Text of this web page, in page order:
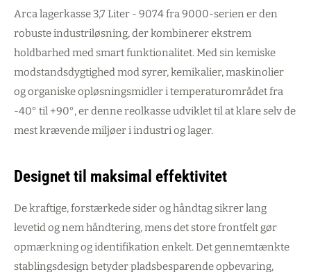
Arca lagerkasse 3,7 Liter - 9074 fra 9000-serien er den
robuste industriløsning, der kombinerer ekstrem
holdbarhed med smart funktionalitet. Med sin kemiske
modstandsdygtighed mod syrer, kemikalier, maskinolier
og organiske opløsningsmidler i temperaturområdet fra
-40° til +90°, er denne reolkasse udviklet til at klare selv de
mest krævende miljøer i industri og lager.
Designet til maksimal effektivitet
De kraftige, forstærkede sider og håndtag sikrer lang
levetid og nem håndtering, mens det store frontfelt gør
opmærkning og identifikation enkelt. Det gennemtænkte
stablingsdesign betyder pladsbesparende opbevaring,